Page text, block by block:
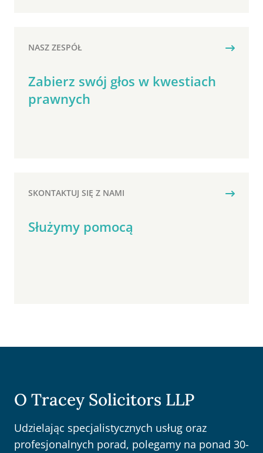
NASZ ZESPÓŁ
Zabierz swój głos w kwestiach
prawnych
SKONTAKTUJ SIĘ Z NAMI
Służymy pomocą
O Tracey Solicitors LLP
Udzielając specjalistycznych usług oraz
profesjonalnych porad, polegamy na ponad 30-